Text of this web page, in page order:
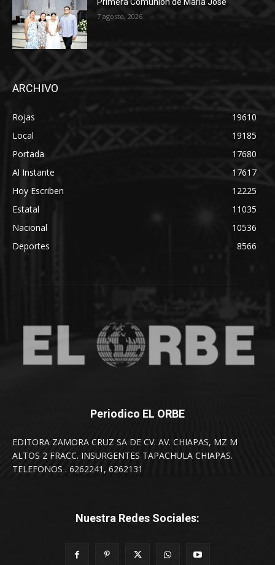
7 agosto, 2026
ARCHIVO
Rojas
19610
Local
19185
Portada
17680
Al Instante
17617
Hoy Escriben
12225
Estatal
11035
Nacional
10536
Deportes
8566
Periodico EL ORBE
EDITORA ZAMORA CRUZ SA DE CV. AV. CHIAPAS, MZ M
ALTOS 2 FRACC. INSURGENTES TAPACHULA CHIAPAS.
TELEFONOS . 6262241, 6262131
Nuestra Redes Sociales: